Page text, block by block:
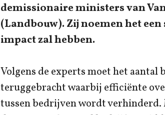
demissionaire ministers van
(Landbouw). Zij noemen het
impact zal hebben.
Volgens de experts moet het
teruggebracht waarbij efficiënte
tussen bedrijven wordt